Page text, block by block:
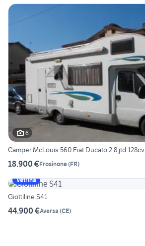
6
Camper McLouis 560 Fiat Ducato 2.8 jtd 128cv
18.900 €Frosinone(FR)
Vetrina
Giottiline S41
44.900 €Aversa (CE)